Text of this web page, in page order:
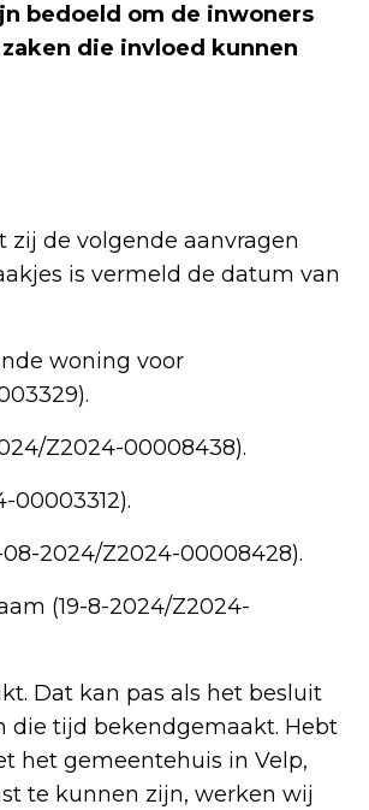
bedoeld om de inwoners
die invloed kunnen
de volgende aanvragen
is vermeld de datum van
woning voor
Z2024-00008438).
2024/Z2024-00008428).
(19-8-2024/Z2024-
Dat kan pas als het besluit
die tijd bekendgemaakt. Hebt
het gemeentehuis in Velp,
te kunnen zijn, werken wij